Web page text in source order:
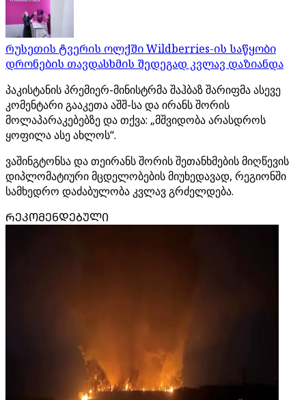
რუსეთის ტვერის ოლქში Wildberries-ის საწყობი
დრონების თავდასხმის შედეგად კვლავ დაზიანდა
პაკისტანის პრემიერ-მინისტრმა შაჰბაზ შარიფმა ასევე
კომენტარი გააკეთა აშშ-სა და ირანს შორის
მოლაპარაკებებზე და თქვა: „მშვიდობა არასდროს
ყოფილა ასე ახლოს“.
ვაშინგტონსა და თეირანს შორის შეთანხმების მიღწევის
დიპლომატიური მცდელობების მიუხედავად, რეგიონში
სამხედრო დაძაბულობა კვლავ გრძელდება.
ᲠᲔᲙᲝᲛᲔᲜᲓᲔᲑᲣᲚᲘ